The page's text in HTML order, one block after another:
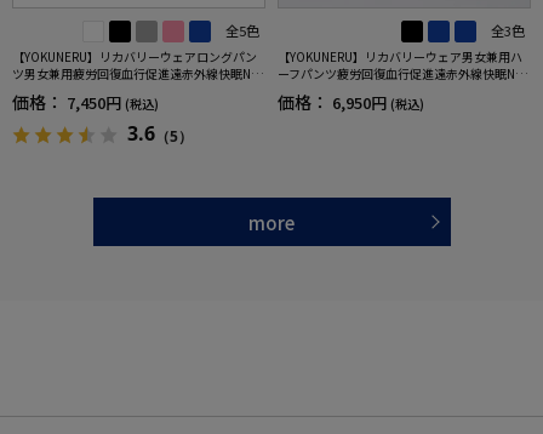
全5色
【YOKUNERU】リカバリーウェアロングパン
ツ男女兼用疲労回復血行促進遠赤外線快眠NA
NOMIX(R)【一般医療機器】SS～LLサイズ
価格： 7,450円 (税込)
3.6 （5）
全3色
【YOKUNERU】リカバリーウェア男女兼用ハ
ーフパンツ疲労回復血行促進遠赤外線快眠NA
NOMIX(R)【一般医療機器】SS～LLサイズ
価格： 6,950円 (税込)
more